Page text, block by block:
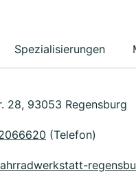
Spezialisierungen
28, 93053 Regensburg
(Telefon)